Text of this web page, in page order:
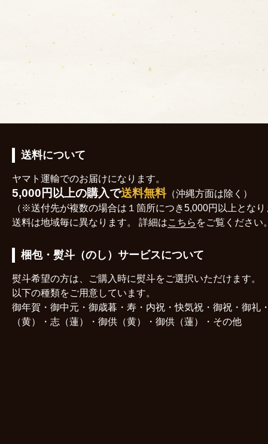
送料について
ヤマト運輸でのお届けになります。
5,000円以上の購入で送料無料（沖縄方面は除く）
（※送付先が複数の場合は１箇所につき5,000円以上とな
送料は地域毎に異なります。
詳細はこちら をご覧ください
梱包・熨斗（のし）サービスについて
熨斗希望の方は、ご購入時に熨斗をご選択いただけます。
以下の種類をご用意しています。
御年賀・御中元・御歳暮・寿・内祝・快気祝・御祝・御礼
（黄）・志（蓮）・御供（黄）・御供（蓮）・その他